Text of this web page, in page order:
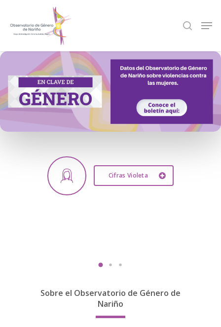
Hit enter to search or ESC to close
Sobre el Observatorio de Género de
Nariño